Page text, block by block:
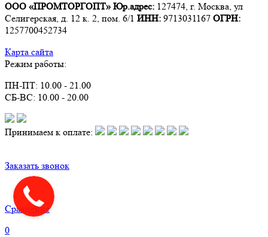
ООО «ПРОМТОРГОПТ» Юр.адрес: 127474, г. Москва, ул
Селигерская, д. 12 к. 2, пом. 6/1 ИНН: 9713031167 ОГРН:
1257700452734
Карта сайта
Режим работы:
ПН-ПТ: 10.00 - 21.00
СБ-ВС: 10.00 - 20.00
Принимаем к оплате:
Заказать звонок
Сравнение
0